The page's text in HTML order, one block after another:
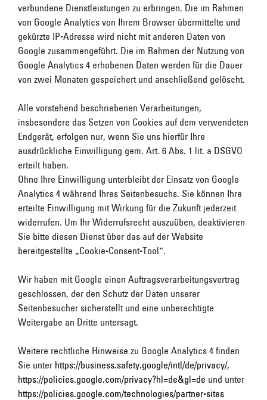
verbundene Dienstleistungen zu erbringen. Die im Rahmen
von Google Analytics von Ihrem Browser übermittelte und
gekürzte IP-Adresse wird nicht mit anderen Daten von
Google zusammengeführt. Die im Rahmen der Nutzung von
Google Analytics 4 erhobenen Daten werden für die Dauer
von zwei Monaten gespeichert und anschließend gelöscht.
Alle vorstehend beschriebenen Verarbeitungen,
insbesondere das Setzen von Cookies auf dem verwendeten
Endgerät, erfolgen nur, wenn Sie uns hierfür Ihre
ausdrückliche Einwilligung gem. Art. 6 Abs. 1 lit. a DSGVO
erteilt haben.
Ohne Ihre Einwilligung unterbleibt der Einsatz von Google
Analytics 4 während Ihres Seitenbesuchs. Sie können Ihre
erteilte Einwilligung mit Wirkung für die Zukunft jederzeit
widerrufen. Um Ihr Widerrufsrecht auszuüben, deaktivieren
Sie bitte diesen Dienst über das auf der Website
bereitgestellte „Cookie-Consent-Tool“.
Wir haben mit Google einen Auftragsverarbeitungsvertrag
geschlossen, der den Schutz der Daten unserer
Seitenbesucher sicherstellt und eine unberechtigte
Weitergabe an Dritte untersagt.
Weitere rechtliche Hinweise zu Google Analytics 4 finden
Sie unter https://business.safety.google/intl/de/privacy/,
https://policies.google.com/privacy?hl=de&gl=de und unter
https://policies.google.com/technologies/partner-sites